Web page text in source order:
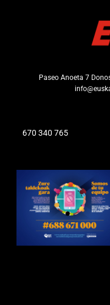
Paseo Anoeta 7
670 340 765